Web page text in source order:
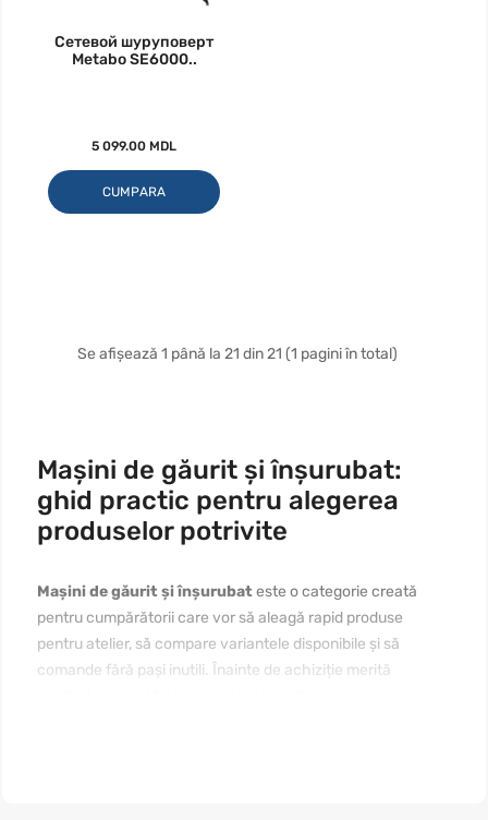
Сетевой шуруповерт
Metabo SE6000..
5 099.00 MDL
CUMPARA
Se afișează 1 până la 21 din 21 (1 pagini în total)
Mașini de găurit și înșurubat:
ghid practic pentru alegerea
produselor potrivite
Mașini de găurit și înșurubat este o categorie creată
pentru cumpărătorii care vor să aleagă rapid produse
pentru atelier, să compare variantele disponibile și să
comande fără pași inutili. Înainte de achiziție merită